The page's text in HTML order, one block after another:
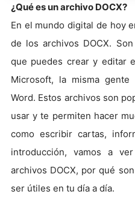
¿Qué es un archivo DOCX?
En el mundo digital de hoy
de los archivos DOCX.
que puedes crear y editar
Microsoft, la misma
Word. Estos archivos son
usar y te permiten hacer
como escribir cartas,
introducción, vamos a
archivos DOCX, por qué
ser útiles en tu día a día.